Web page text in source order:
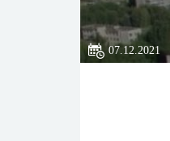
07.12.2021